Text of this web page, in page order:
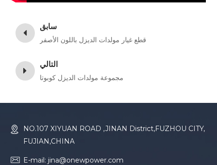
سابق
قطع غيار مولدات الديزل باللون الأصفر
التالي
مجموعة مولدات الديزل كوبوتا
NO.107 XIYUAN ROAD ,JINAN District,FUZHOU CITY,
FUJIAN,CHINA
E-mail: jina@onewpower.com